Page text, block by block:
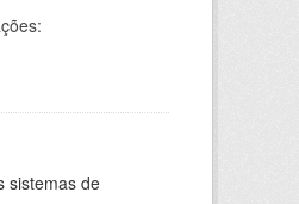
sistemas de